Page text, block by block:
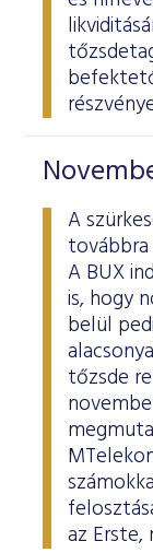
A
A BUX
is, hogy
belül
tőzsde
az